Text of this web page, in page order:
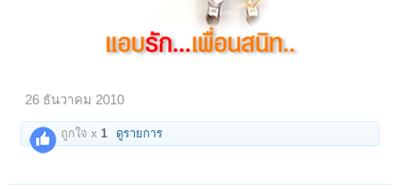
26 ธันวาคม 2010
ถูกใจ x1 ดูรายการ